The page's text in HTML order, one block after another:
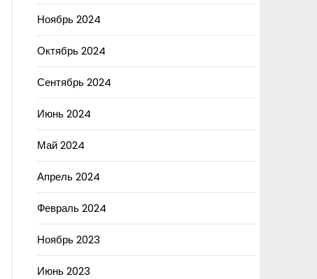
Ноябрь 2024
Октябрь 2024
Сентябрь 2024
Июнь 2024
Май 2024
Апрель 2024
Февраль 2024
Ноябрь 2023
Июнь 2023